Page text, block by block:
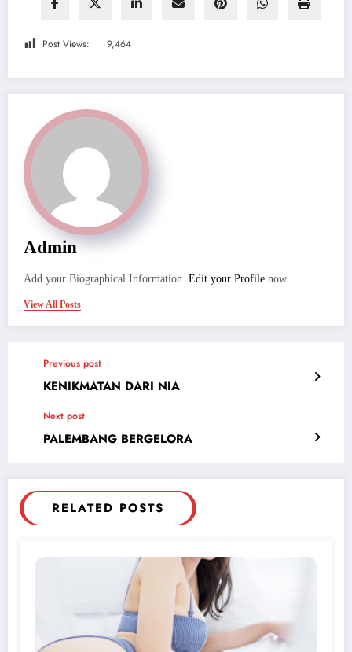
Post Views: 9,464
Admin
Add your Biographical Information. Edit your Profile now.
View All Posts
Previous post
KENIKMATAN DARI NIA
Next post
PALEMBANG BERGELORA
RELATED POSTS